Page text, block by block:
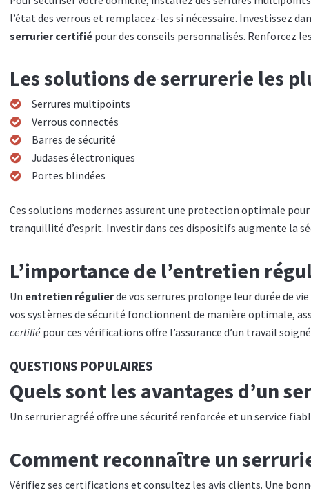
l’état des verrous et remplacez-les si nécessaire. Investissez
serrurier certifié pour des conseils personnalisés. Renforcez
Les solutions de serrurerie les
Serrures multipoints
Verrous connectés
Barres de sécurité
Judases électroniques
Portes blindées
Ces solutions modernes assurent une protection optimale
tranquillité d’esprit. Investir dans ces dispositifs augmente la
L’importance de l’entretien
Un entretien régulierde vos serrures prolonge leur durée de
vos systèmes de sécurité fonctionnent de manière optimale,
certifié pour ces vérifications offre l’assurance d’un travail
QUESTIONS POPULAIRES
Quels sont les avantages d’un
Un serrurier agréé offre une sécurité renforcée et un service
Comment reconnaître un
Vérifiez ses certifications et consultez les avis clients. Une